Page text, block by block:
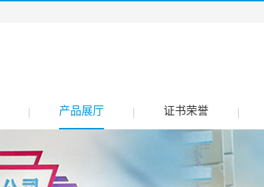
产品展厅 证书荣誉